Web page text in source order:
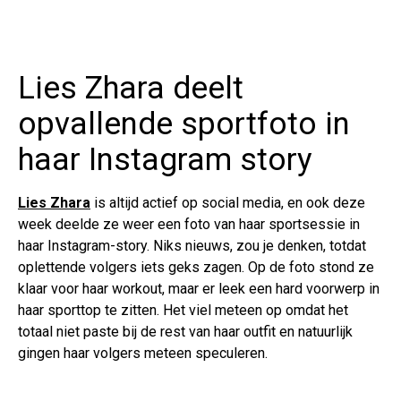
Lies Zhara deelt
opvallende sportfoto in
haar Instagram story
Lies Zhara is altijd actief op social media, en ook deze
week deelde ze weer een foto van haar sportsessie in
haar Instagram-story. Niks nieuws, zou je denken, totdat
oplettende volgers iets geks zagen. Op de foto stond ze
klaar voor haar workout, maar er leek een hard voorwerp in
haar sporttop te zitten. Het viel meteen op omdat het
totaal niet paste bij de rest van haar outfit en natuurlijk
gingen haar volgers meteen speculeren.